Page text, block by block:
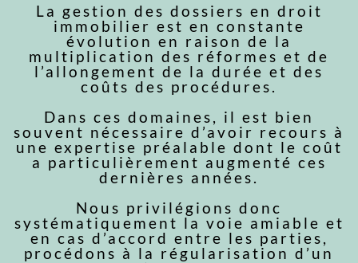
La gestion des dossiers en droit
immobilier est en constante
évolution en raison de la
multiplication des réformes et de
l’allongement de la durée et des
coûts des procédures.
Dans ces domaines, il est bien
souvent nécessaire d’avoir recours à
une expertise préalable dont le coût
a particulièrement augmenté ces
dernières années.
Nous privilégions donc
systématiquement la voie amiable et
en cas d’accord entre les parties,
procédons à la régularisation d’un